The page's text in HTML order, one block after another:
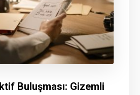
Buluşması: Gizemli